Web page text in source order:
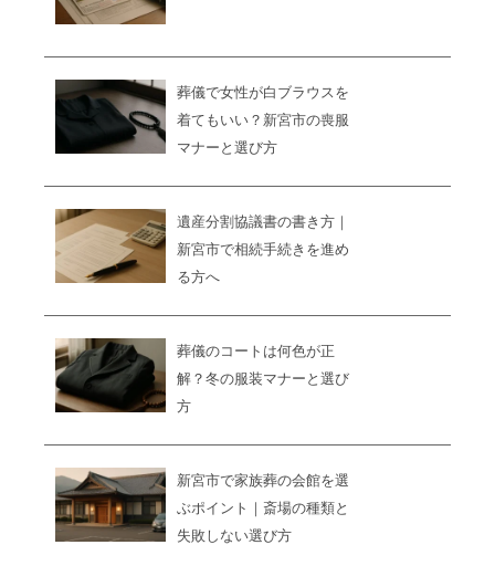
葬儀で女性が白ブラウスを
着てもいい？新宮市の喪服
マナーと選び方
遺産分割協議書の書き方｜
新宮市で相続手続きを進め
る方へ
葬儀のコートは何色が正
解？冬の服装マナーと選び
方
新宮市で家族葬の会館を選
ぶポイント｜斎場の種類と
失敗しない選び方